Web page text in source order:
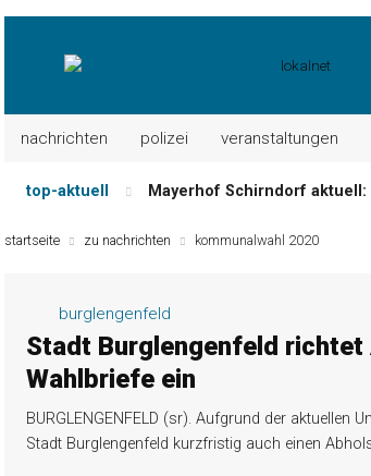
nachrichten polizei veranstaltungen
top-aktuell Mayerhof Schirndorf
Nutzen Sie aktuelle
Metzgerei Hummel:
startseite zu nachrichten kommunalwahl 2020
burglengenfeld
Stadt Burglengenfeld
Wahlbriefe ein
BURGLENGENFELD (sr). Aufgrund der aktuellen
Stadt Burglengenfeld kurzfristig auch einen